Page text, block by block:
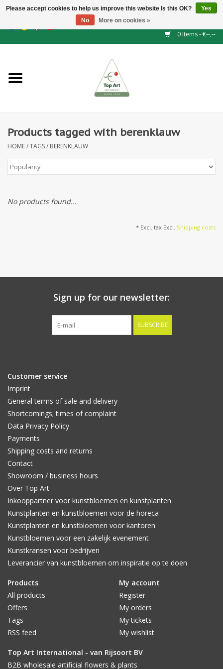
GBP/CHF
0 Items - €--,--
NEW!
Floral supplies
Artificial flowers
Products tagged with berenklauw
HOME/TAGS/ BERENKLAUW
No products found...
* Excl. tax Excl. Shipping costs
Sign up for our newsletter:
SUBSCRIBE
Customer service
Imprint
General terms of sale and delivery
Shortcomings; times of complaint
Data Privacy Policy
Payments
Shipping costs and returns
Contact
Showroom / business hours
Over Top Art
Inkooppartner voor kunstbloemen en kunstplanten
Kunstplanten en kunstbloemen voor de horeca
Kunstplanten en kunstbloemen voor kantoren
Kunstbloemen voor een zakelijk evenement
Kunstkransen voor bedrijven
Leverancier van kunstbloemen om inspiratie op te doen
Products
All products
Offers
Tags
RSS feed
My account
Register
My orders
My tickets
My wishlist
Top Art International - van Rijsoort BV
B2B wholesale artificial flowers & plants
Please accept cookies to help us improve this website Is this OK?
Yes
No
More on cookies »